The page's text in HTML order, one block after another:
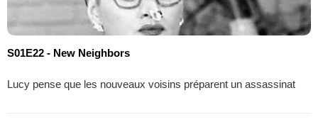
S01E22 - New Neighbors
Lucy pense que les nouveaux voisins préparent un assassinat